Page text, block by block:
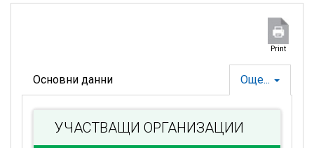
Print
Още...
Основни данни
УЧАСТВАЩИ ОРГАНИЗАЦИИ